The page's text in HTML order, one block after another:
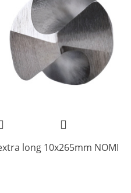
long 10x265mm NOMI